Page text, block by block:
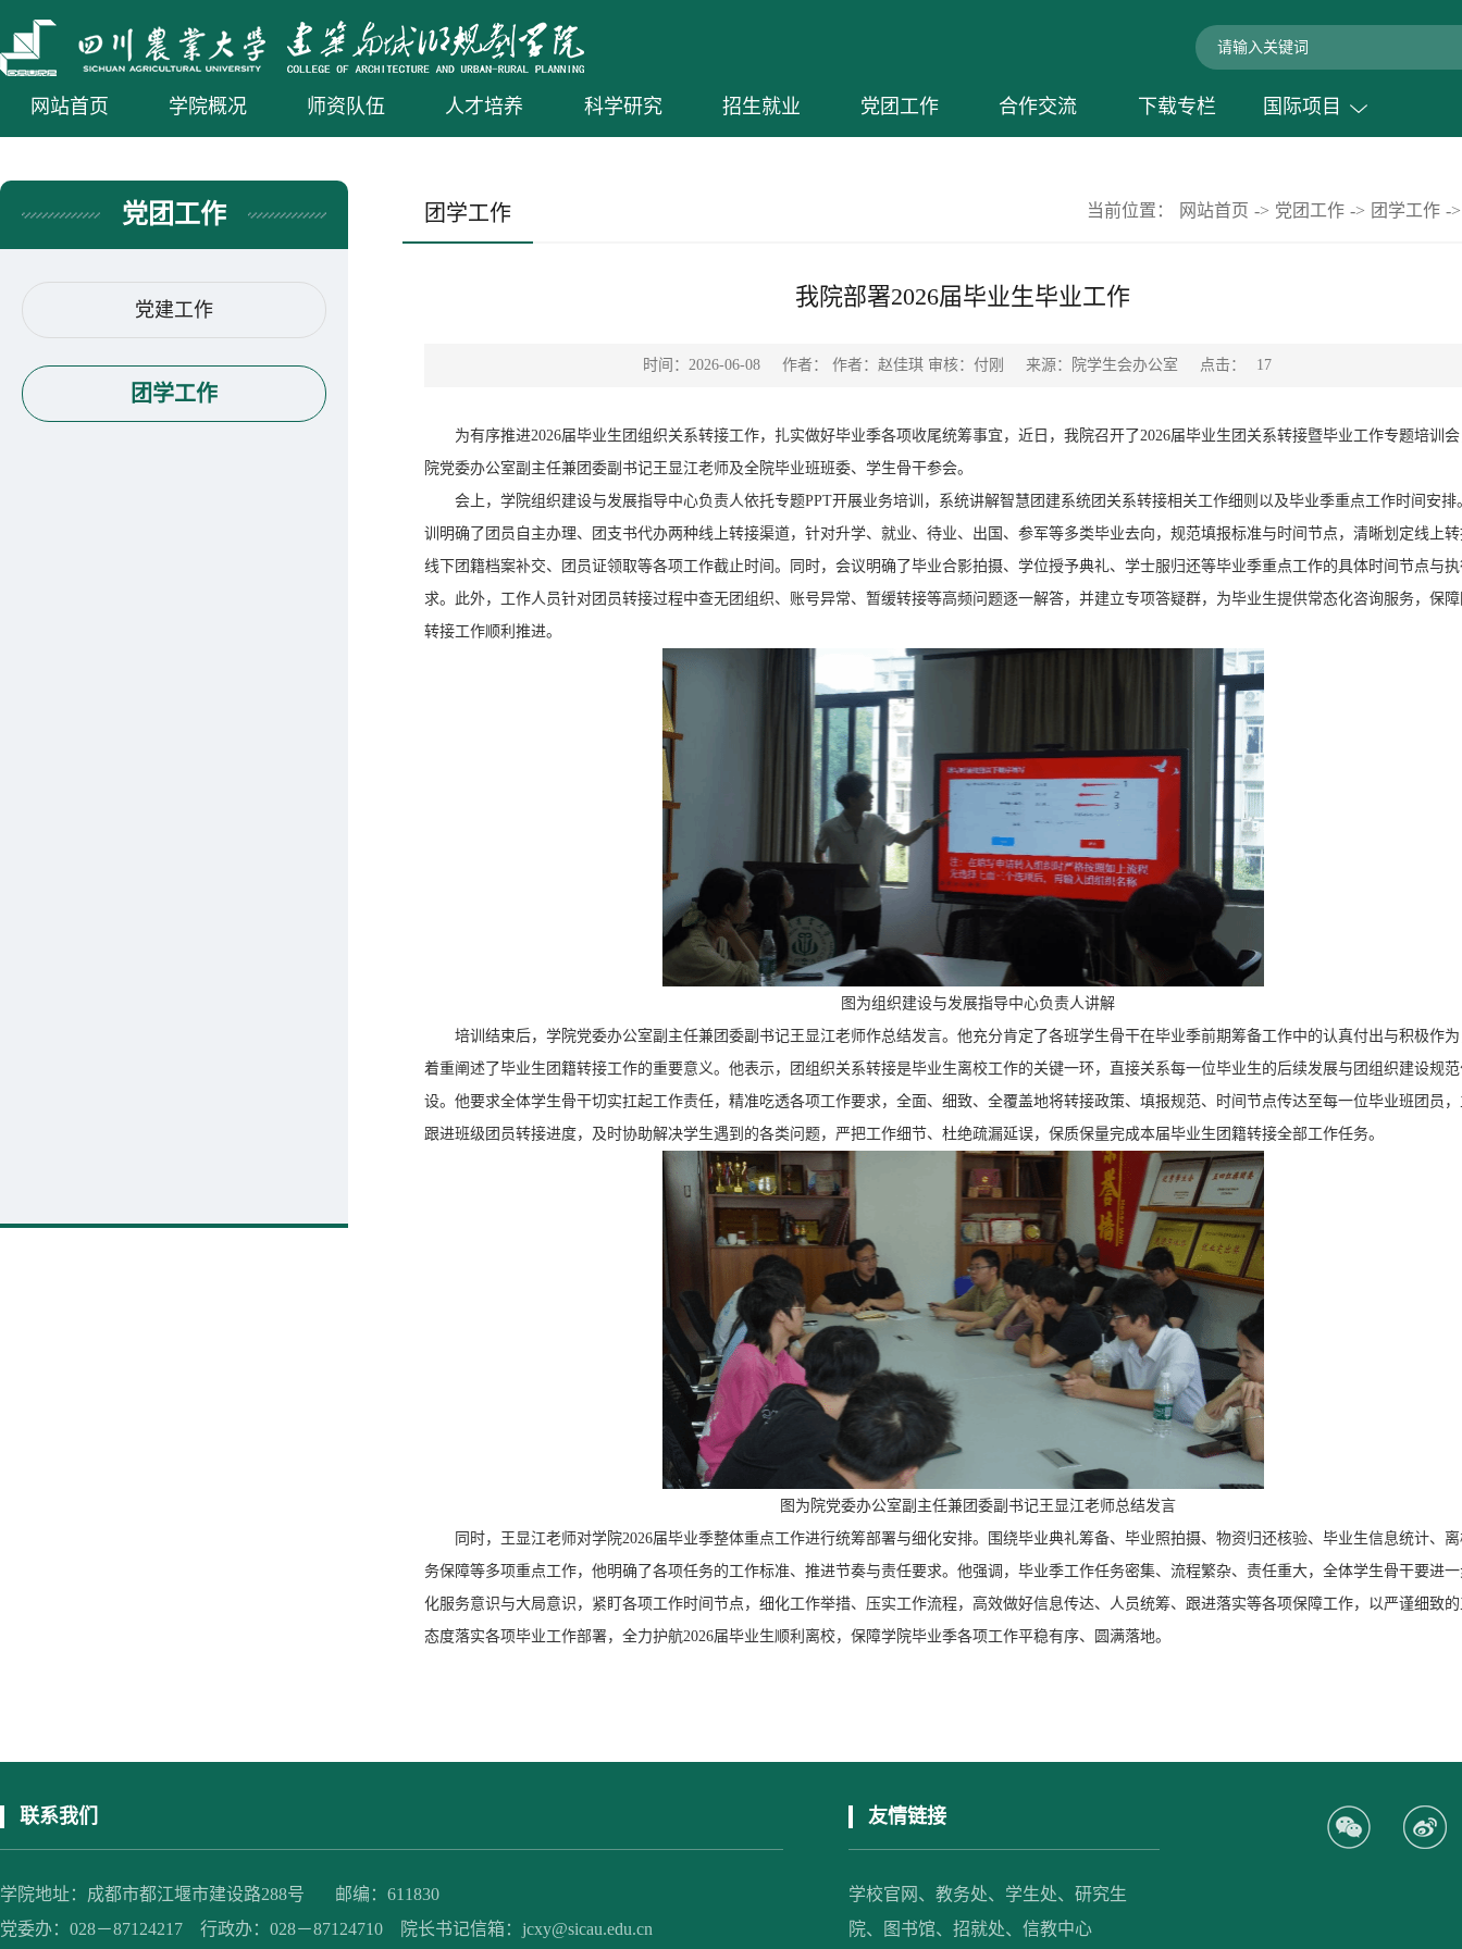
网站首页 学院概况 师资队伍 人才培养 科学研究 招生就业 党团工作 合作交流 下载专栏 国际项目
党团工作
党建工作
团学工作
团学工作 当前位置： 网站首页 -> 党团工作 -> 团学工作 ->
我院部署2026届毕业生毕业工作
时间：2026-06-08 作者： 作者：赵佳琪 审核：付刚 来源：院学生会办公室 点击： 17
为有序推进2026届毕业生团组织关系转接工作，扎实做好毕业季各项收尾统筹事宜，近日，我院召开了2026届毕业生团关系转接暨毕业工作专题培训
院党委办公室副主任兼团委副书记王显江老师及全院毕业班班委、学生骨干参会。
会上，学院组织建设与发展指导中心负责人依托专题PPT开展业务培训，系统讲解智慧团建系统团关系转接相关工作细则以及毕业季重点工作时间安排
训明确了团员自主办理、团支书代办两种线上转接渠道，针对升学、就业、待业、出国、参军等多类毕业去向，规范填报标准与时间节点，清晰划定线上
线下团籍档案补交、团员证领取等各项工作截止时间。同时，会议明确了毕业合影拍摄、学位授予典礼、学士服归还等毕业季重点工作的具体时间节点与
求。此外，工作人员针对团员转接过程中查无团组织、账号异常、暂缓转接等高频问题逐一解答，并建立专项答疑群，为毕业生提供常态化咨询服务，保
转接工作顺利推进。
图为组织建设与发展指导中心负责人讲解
培训结束后，学院党委办公室副主任兼团委副书记王显江老师作总结发言。他充分肯定了各班学生骨干在毕业季前期筹备工作中的认真付出与积极作
着重阐述了毕业生团籍转接工作的重要意义。他表示，团组织关系转接是毕业生离校工作的关键一环，直接关系每一位毕业生的后续发展与团组织建设规
设。他要求全体学生骨干切实扛起工作责任，精准吃透各项工作要求，全面、细致、全覆盖地将转接政策、填报规范、时间节点传达至每一位毕业班团员
跟进班级团员转接进度，及时协助解决学生遇到的各类问题，严把工作细节、杜绝疏漏延误，保质保量完成本届毕业生团籍转接全部工作任务。
图为院党委办公室副主任兼团委副书记王显江老师总结发言
同时，王显江老师对学院2026届毕业季整体重点工作进行统筹部署与细化安排。围绕毕业典礼筹备、毕业照拍摄、物资归还核验、毕业生信息统计、
务保障等多项重点工作，他明确了各项任务的工作标准、推进节奏与责任要求。他强调，毕业季工作任务密集、流程繁杂、责任重大，全体学生骨干要进
化服务意识与大局意识，紧盯各项工作时间节点，细化工作举措、压实工作流程，高效做好信息传达、人员统筹、跟进落实等各项保障工作，以严谨细致
态度落实各项毕业工作部署，全力护航2026届毕业生顺利离校，保障学院毕业季各项工作平稳有序、圆满落地。
联系我们
学院地址：成都市都江堰市建设路288号 邮编：611830
党委办：028－87124217 行政办：028－87124710 院长书记信箱：jcxy@sicau.edu.cn
友情链接
学校官网、 教务处、 学生处、 研究生
院、
图书馆、 招就处、 信教中心